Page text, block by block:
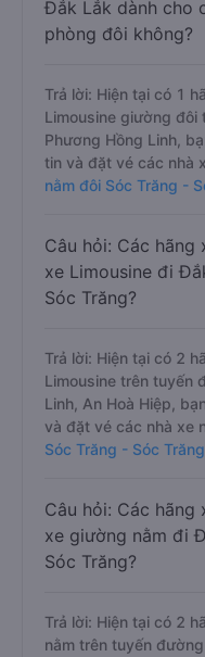
Đắk Lắk dành cho
phòng đôi không?
Trả lời: Hiện tại có 1
Limousine giường
Phương Hồng Linh,
tin và đặt vé các nhà
nằm đôi Sóc Trăng -
Câu hỏi: Các hãng
xe Limousine đi
Sóc Trăng?
Trả lời: Hiện tại có 2
Limousine trên tuyến
Linh, An Hoà Hiệp,
và đặt vé các nhà xe
Sóc Trăng - Sóc
Câu hỏi: Các hãng
xe giường nằm đi
Sóc Trăng?
Trả lời: Hiện tại có 2
nằm trên tuyến